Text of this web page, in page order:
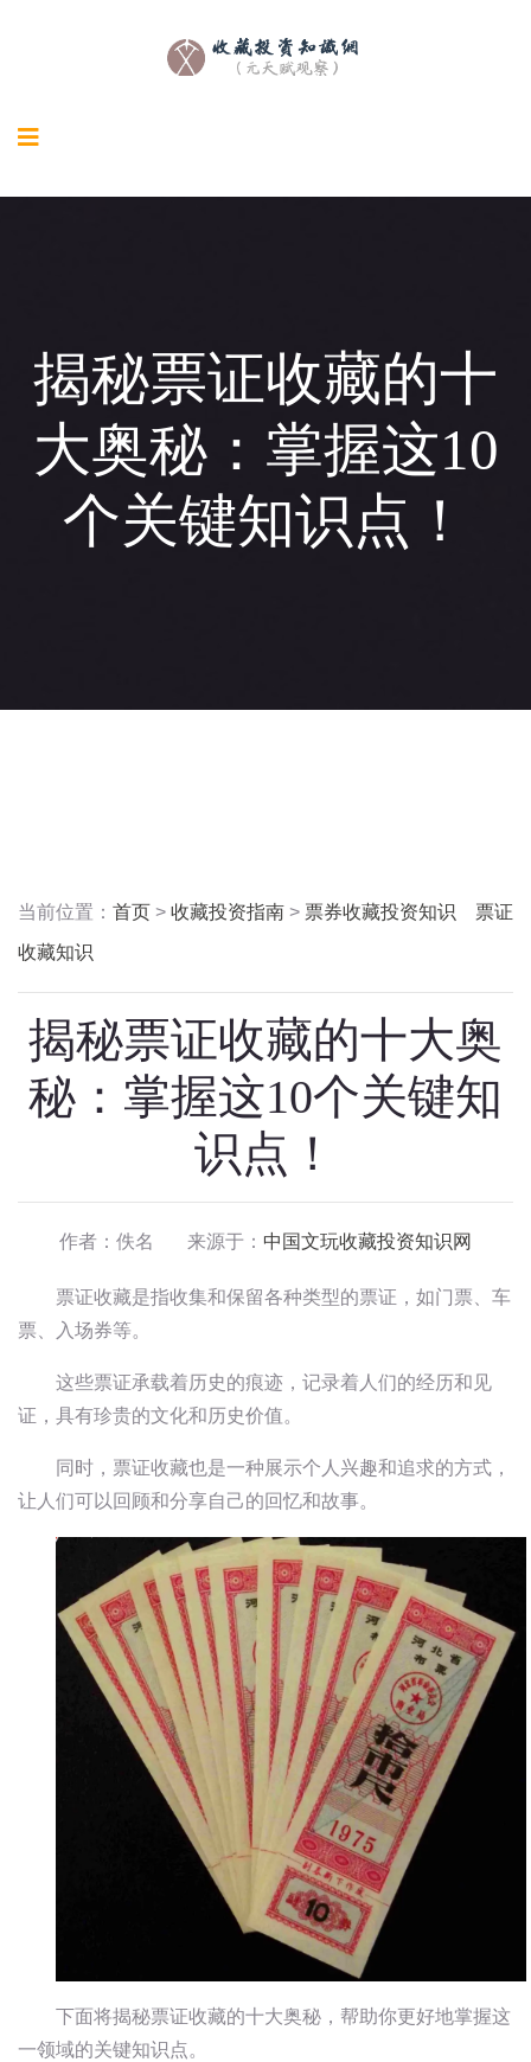
揭秘票证收藏的十
大奥秘：掌握这10
个关键知识点！
当前位置： 首页 > 收藏投资指南 > 票券收藏投资知识 票证
收藏知识
揭秘票证收藏的十大奥
秘：掌握这10个关键知
识点！
作者：佚名 来源于： 中国文玩收藏投资知识网
票证收藏是指收集和保留各种类型的票证，如门票、车
票、入场券等。
这些票证承载着历史的痕迹，记录着人们的经历和见
证，具有珍贵的文化和历史价值。
同时，票证收藏也是一种展示个人兴趣和追求的方式，
让人们可以回顾和分享自己的回忆和故事。
下面将揭秘票证收藏的十大奥秘，帮助你更好地掌握这
一领域的关键知识点。